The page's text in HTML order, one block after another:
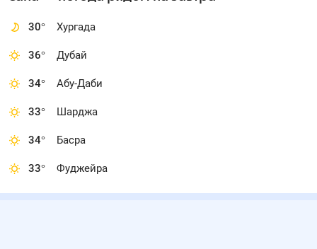
30° Хургада
36° Дубай
34° Абу-Даби
33° Шарджа
34° Басра
33° Фуджейра